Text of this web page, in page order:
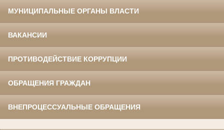
МУНИЦИПАЛЬНЫЕ ОРГАНЫ ВЛАСТИ
ВАКАНСИИ
ПРОТИВОДЕЙСТВИЕ КОРРУПЦИИ
ОБРАЩЕНИЯ ГРАЖДАН
ВНЕПРОЦЕССУАЛЬНЫЕ ОБРАЩЕНИЯ